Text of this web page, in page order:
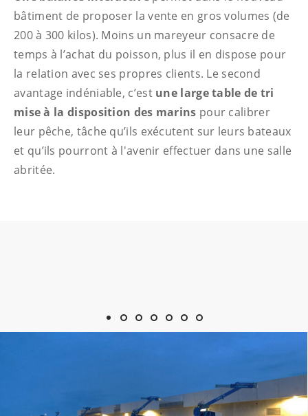
bâtiment de proposer la vente en gros volumes (de
200 à 300 kilos). Moins un mareyeur consacre de
temps à l’achat du poisson, plus il en dispose pour
la relation avec ses propres clients. Le second
avantage indéniable, c’est une large table de tri
mise à la disposition des marins pour calibrer
leur pêche, tâche qu’ils exécutent sur leurs bateaux
et qu’ils pourront à l'avenir effectuer dans une salle
abritée.
Afficher l'image 1
Afficher l'image 2
Afficher l'image 3
Afficher l'image 4
Afficher l'image 5
Afficher l'image 6
Afficher l'image 7